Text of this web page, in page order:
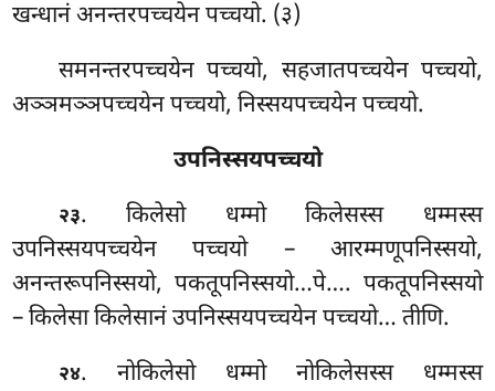
खन्धानं अनन्तरपच्चयेन पच्चयो. (३)
समनन्तरपच्चयेनपच्चयो, सहजातपच्चयेन पच्चयो,
अञ्ञमञ्ञपच्चयेन पच्चयो, निस्सयपच्चयेन पच्चयो.
उपनिस्सयपच्चयो
२३. किलेसो धम्मो किलेसस्स धम्मस्स
उपनिस्सयपच्चयेन पच्चयो – आरम्मणूपनिस्सयो,
अनन्तरूपनिस्सयो, पकतूपनिस्सयो…पे…. पकतूपनिस्सयो
– किलेसा किलेसानं उपनिस्सयपच्चयेन पच्चयो… तीणि.
२४. नोकिलेसो धम्मो नोकिलेसस्स धम्मस्स